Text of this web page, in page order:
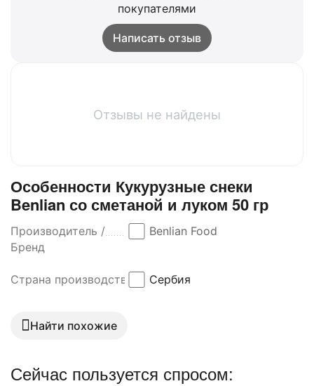
покупателями
Написать отзыв
Отзывы не найдены
Особенности Кукурузные снеки
Benlian со сметаной и луком 50 гр
Производитель /
Бренд
Benlian Food
Страна производства Сербия
Найти похожие
Сейчас пользуется спросом: